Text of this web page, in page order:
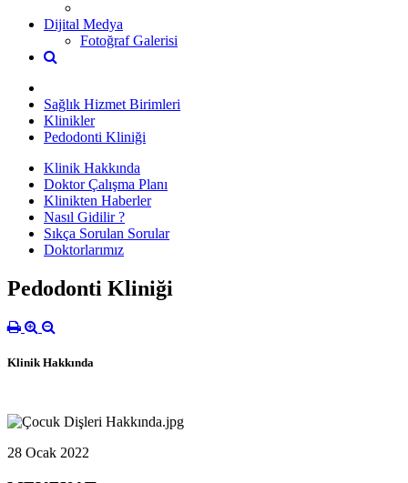
Dijital Medya
Fotoğraf Galerisi
Sağlık Hizmet Birimleri
Klinikler
Pedodonti Kliniği
Klinik Hakkında
Doktor Çalışma Planı
Klinikten Haberler
Nasıl Gidilir ?
Sıkça Sorulan Sorular
Doktorlarımız
Pedodonti Kliniği
Klinik Hakkında
28 Ocak 2022